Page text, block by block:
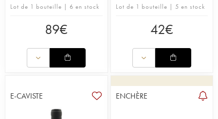
Lot de 1 bouteille | 6 en stock
89€
Lot de 1 bouteille | 5 en stock
42€
E-CAVISTE ENCHÈRE